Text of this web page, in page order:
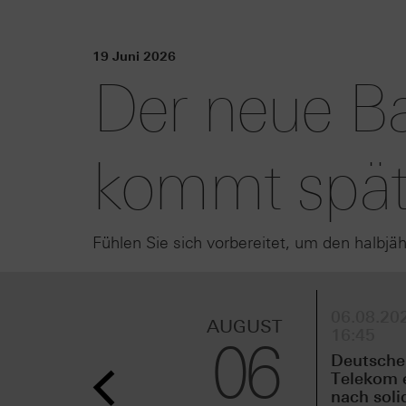
19 Juni 2026
Der neue
kommt
Fühlen Sie sich vorbereitet, um den
AUGUST
06
Deutsche
Telekom
nach